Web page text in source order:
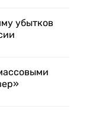
убытков